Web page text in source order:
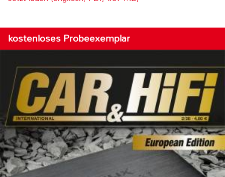
kostenloses Probeexemplar